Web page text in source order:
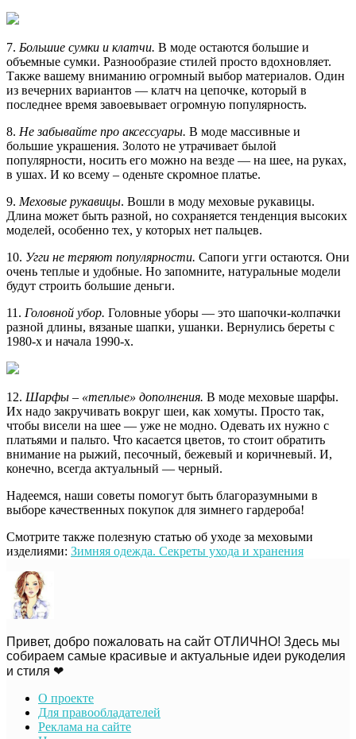
7. Большие сумки и клатчи. В моде остаются большие и
объемные сумки. Разнообразие стилей просто вдохновляет.
Также вашему вниманию огромный выбор материалов. Один
из вечерних вариантов — клатч на цепочке, который в
последнее время завоевывает огромную популярность.
8. Не забывайте про аксессуары. В моде массивные и
большие украшения. Золото не утрачивает былой
популярности, носить его можно на везде — на шее, на руках,
в ушах. И ко всему – оденьте скромное платье.
9. Меховые рукавицы. Вошли в моду меховые рукавицы.
Длина может быть разной, но сохраняется тенденция высоких
моделей, особенно тех, у которых нет пальцев.
10. Угги не теряют популярности. Сапоги угги остаются. Они
очень теплые и удобные. Но запомните, натуральные модели
будут строить большие деньги.
11. Головной убор. Головные уборы — это шапочки-колпачки
разной длины, вязаные шапки, ушанки. Вернулись береты с
1980-х и начала 1990-х.
12. Шарфы – «теплые» дополнения. В моде меховые шарфы.
Их надо закручивать вокруг шеи, как хомуты. Просто так,
чтобы висели на шее — уже не модно. Одевать их нужно с
платьями и пальто. Что касается цветов, то стоит обратить
внимание на рыжий, песочный, бежевый и коричневый. И,
конечно, всегда актуальный — черный.
Надеемся, наши советы помогут быть благоразумными в
выборе качественных покупок для зимнего гардероба!
Смотрите также полезную статью об уходе за меховыми
изделиями: Зимняя одежда. Секреты ухода и хранения
Привет, добро пожаловать на сайт ОТЛИЧНО! Здесь мы
собираем самые красивые и актуальные идеи рукоделия
и стиля ❤
О проекте
Для правообладателей
Реклама на сайте